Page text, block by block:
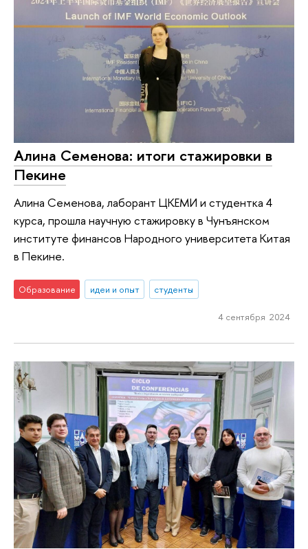
Алина Семенова: итоги стажировки в
Пекине
Алина Семенова, лаборант ЦКЕМИ и студентка 4
курса, прошла научную стажировку в Чунъянском
институте финансов Народного университета Китая
в Пекине.
Образование идеи и опыт студенты
4 сентября 2024